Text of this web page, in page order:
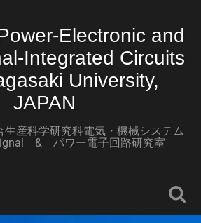
Electronic and
Integrated Circuits
University,
JAPAN
生産科学研究科電気・機械システム
& パワー電子回路研究室